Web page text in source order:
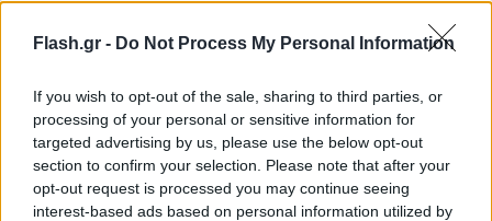
Flash.gr - Do Not Process My Personal Information
If you wish to opt-out of the sale, sharing to third parties, or
processing of your personal or sensitive information for
targeted advertising by us, please use the below opt-out
section to confirm your selection. Please note that after your
opt-out request is processed you may continue seeing
interest-based ads based on personal information utilized by
μεταβολή και άρχισε να τρέχει και τα υπόλοιπα το
ακολούθησαν, ρίχνοντας στο έδαφος τα παιδιά και
τις συνοδούς τους.